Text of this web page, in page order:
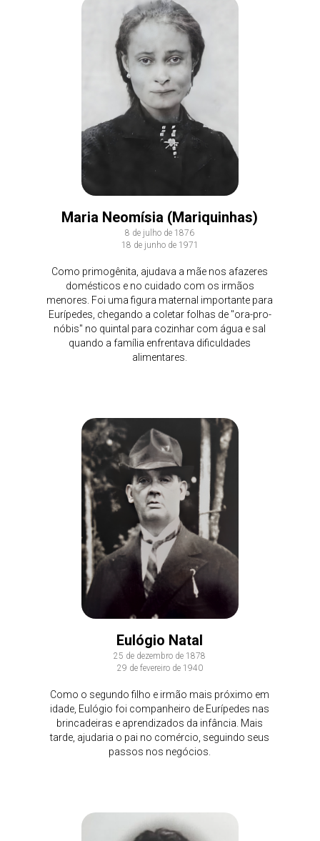
Maria Neomísia (Mariquinhas)
8 de julho de 1876
18 de junho de 1971
Como primogênita, ajudava a mãe nos afazeres
domésticos e no cuidado com os irmãos
menores. Foi uma figura maternal importante para
Eurípedes, chegando a coletar folhas de "ora-pro-
nóbis" no quintal para cozinhar com água e sal
quando a família enfrentava dificuldades
alimentares.
Eulógio Natal
25 de dezembro de 1878
29 de fevereiro de 1940
Como o segundo filho e irmão mais próximo em
idade, Eulógio foi companheiro de Eurípedes nas
brincadeiras e aprendizados da infância. Mais
tarde, ajudaria o pai no comércio, seguindo seus
passos nos negócios.